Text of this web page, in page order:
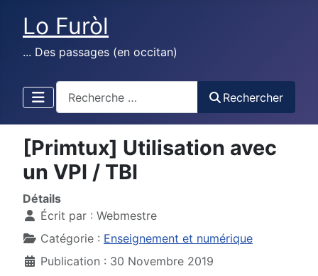
Lo Furòl
... Des passages (en occitan)
Rechercher
[Primtux] Utilisation avec
un VPI / TBI
Détails
Écrit par : Webmestre
Catégorie : Enseignement et numérique
Publication : 30 Novembre 2019